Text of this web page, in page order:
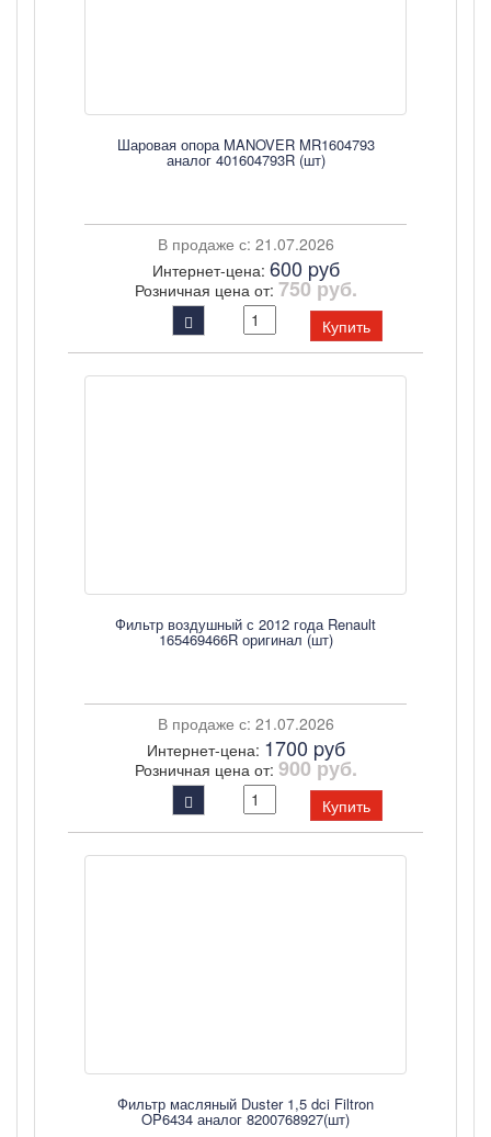
Шаровая опора MANOVER MR1604793
аналог 401604793R (шт)
В продаже с: 21.07.2026
Интернет-цена: 600 pуб
Розничная цена от: 750 руб.
Купить
Фильтр воздушный с 2012 года Renault
165469466R оригинал (шт)
В продаже с: 21.07.2026
Интернет-цена: 1700 pуб
Розничная цена от: 900 руб.
Купить
Фильтр масляный Duster 1,5 dci Filtron
OP6434 аналог 8200768927(шт)